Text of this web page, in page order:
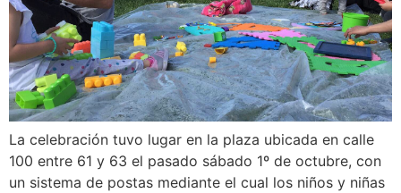
La celebración tuvo lugar en la plaza ubicada en calle
100 entre 61 y 63 el pasado sábado 1º de octubre, con
un sistema de postas mediante el cual los niños y niñas